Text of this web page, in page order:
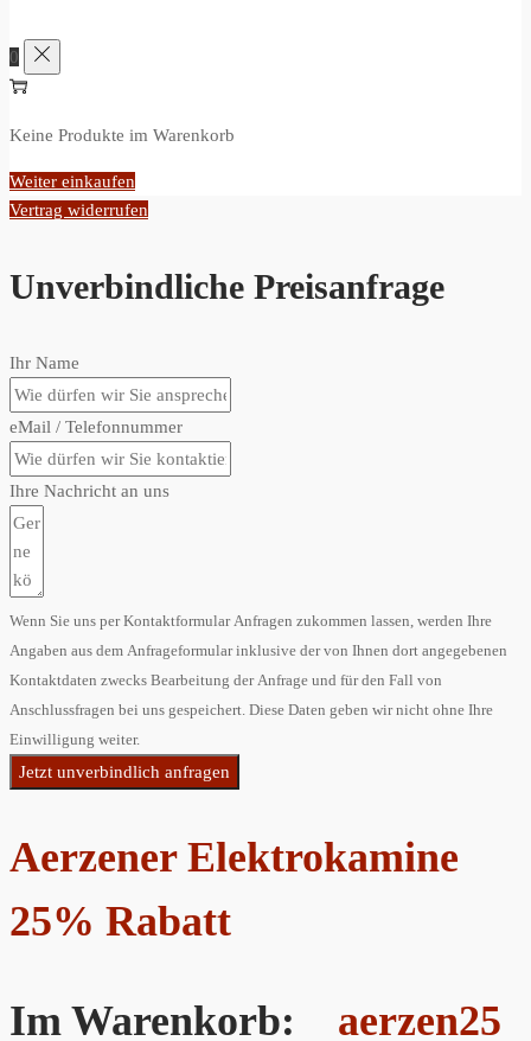
0
Keine Produkte im Warenkorb
Weiter einkaufen
Vertrag widerrufen
Unverbindliche Preisanfrage
Ihr Name
eMail / Telefonnummer
Ihre Nachricht an uns
Wenn Sie uns per Kontaktformular Anfragen zukommen lassen, werden Ihre
Angaben aus dem Anfrageformular inklusive der von Ihnen dort angegebenen
Kontaktdaten zwecks Bearbeitung der Anfrage und für den Fall von
Anschlussfragen bei uns gespeichert. Diese Daten geben wir nicht ohne Ihre
Einwilligung weiter.
Jetzt unverbindlich anfragen
Aerzener Elektrokamine
25% Rabatt
Im Warenkorb: aerzen25